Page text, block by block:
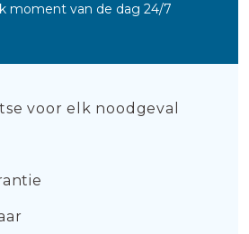
moment van de dag 24/7
voor elk noodgeval